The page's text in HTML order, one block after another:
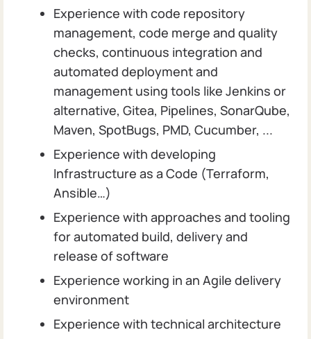
Experience with code repository
management, code merge and quality
checks, continuous integration and
automated deployment and
management using tools like Jenkins or
alternative, Gitea, Pipelines, SonarQube,
Maven, SpotBugs, PMD, Cucumber, ...
Experience with developing
Infrastructure as a Code (Terraform,
Ansible…)
Experience with approaches and tooling
for automated build, delivery and
release of software
Experience working in an Agile delivery
environment
Experience with technical architecture